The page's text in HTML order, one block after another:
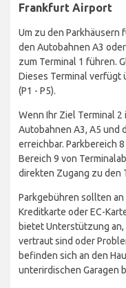
Frankfurt Airport
Um zu den Parkhäusern
den Autobahnen A3
zum Terminal 1 führen.
Dieses Terminal verfügt
(P1 - P5).
Wenn Ihr Ziel Terminal
Autobahnen A3, A5 und
erreichbar. Parkbereich
Bereich 9 von
direkten Zugang zu den
Parkgebühren sollten
Kreditkarte oder EC-
bietet Unterstützung
vertraut sind oder
befinden sich an den
unterirdischen Garagen